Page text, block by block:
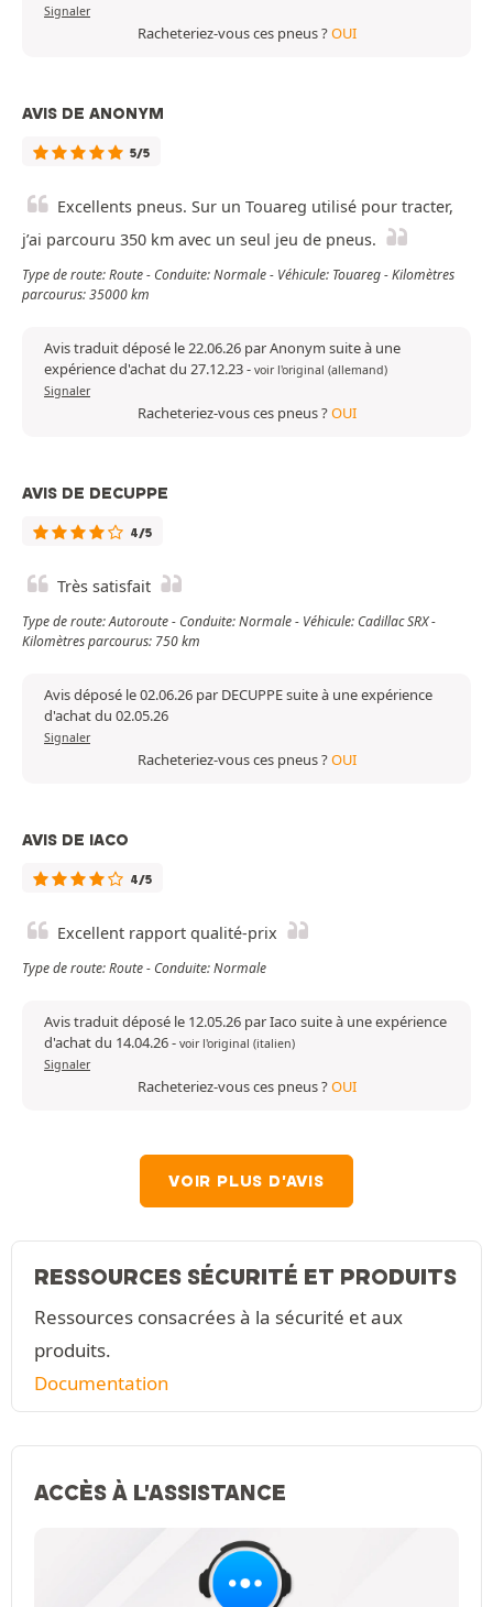
Signaler
Racheteriez-vous ces pneus ?OUI
AVIS DE ANONYM
5/5
Excellents pneus. Sur un Touareg utilisé pour tracter,
j’ai parcouru 350 km avec un seul jeu de pneus.
Type de route: Route - Conduite: Normale - Véhicule: Touareg - Kilomètres
parcourus: 35000 km
Avis traduit déposé le 22.06.26 par Anonym suite à une
expérience d'achat du 27.12.23- voir l'original (allemand)
Signaler
Racheteriez-vous ces pneus ?OUI
AVIS DE DECUPPE
4/5
Très satisfait
Type de route: Autoroute - Conduite: Normale - Véhicule: Cadillac SRX -
Kilomètres parcourus: 750 km
Avis déposé le 02.06.26 par DECUPPE suite à une expérience
d'achat du 02.05.26
Signaler
Racheteriez-vous ces pneus ?OUI
AVIS DE IACO
4/5
Excellent rapport qualité-prix
Type de route: Route - Conduite: Normale
Avis traduit déposé le 12.05.26 par Iaco suite à une expérience
d'achat du 14.04.26- voir l'original (italien)
Signaler
Racheteriez-vous ces pneus ?OUI
VOIR PLUS D'AVIS
RESSOURCES SÉCURITÉ ET PRODUITS
Ressources consacrées à la sécurité et aux
produits.
Documentation
ACCÈS À L'ASSISTANCE